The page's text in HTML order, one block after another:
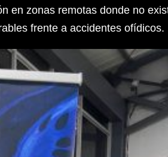
en zonas remotas donde no
frente a accidentes ofídicos.